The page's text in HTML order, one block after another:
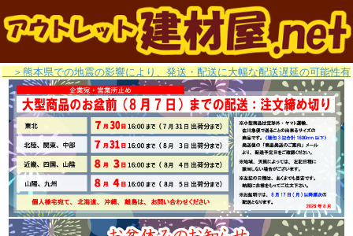
＞熊本県での地震の影響により、発送・配送に大幅な配送遅延の可能性有